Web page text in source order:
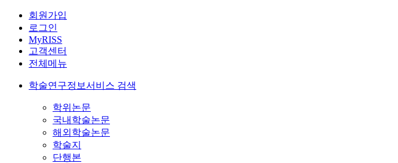
회원가입
로그인
MyRISS
고객센터
전체메뉴
학술연구정보서비스 검색
학위논문
국내학술논문
해외학술논문
학술지
단행본